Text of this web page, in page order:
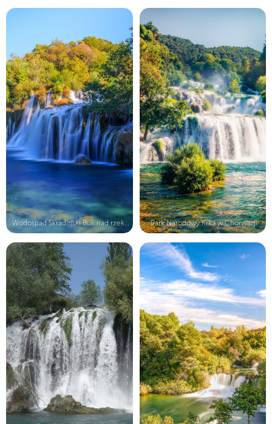
Park Narodowy Krka w Chorwacji